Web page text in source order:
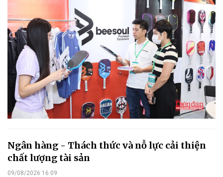
Ngân hàng - Thách thức và nỗ lực cải thiện
chất lượng tài sản
09/08/2026 16:09